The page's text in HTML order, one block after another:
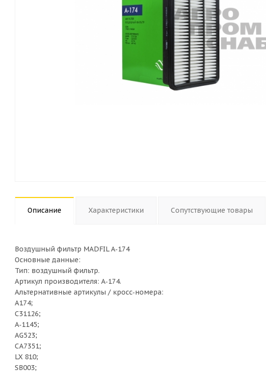
Описание Характеристики Сопутствующие товары
Воздушный фильтр MADFIL A‑174
Основные данные:
Тип: воздушный фильтр.
Артикул производителя: A‑174.
Альтернативные артикулы / кросс‑номера:
A174;
C31126;
A‑1145;
AG523;
CA7351;
LX 810;
SB003;